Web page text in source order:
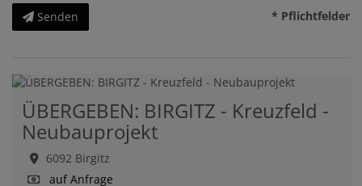
Senden * Pflichtfelder
ÜBERGEBEN: BIRGITZ - Kreuzfeld -
Neubauprojekt
6092 Birgitz
auf Anfrage